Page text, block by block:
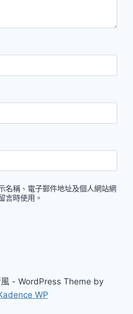
名稱、電子郵件地址及個人網站網
言時使用。
- WordPress Theme by
WP